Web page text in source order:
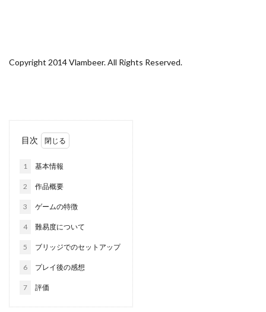
Copyright 2014 Vlambeer. All Rights Reserved.
目次
1 基本情報
2 作品概要
3 ゲームの特徴
4 難易度について
5 ブリッジでのセットアップ
6 プレイ後の感想
7 評価